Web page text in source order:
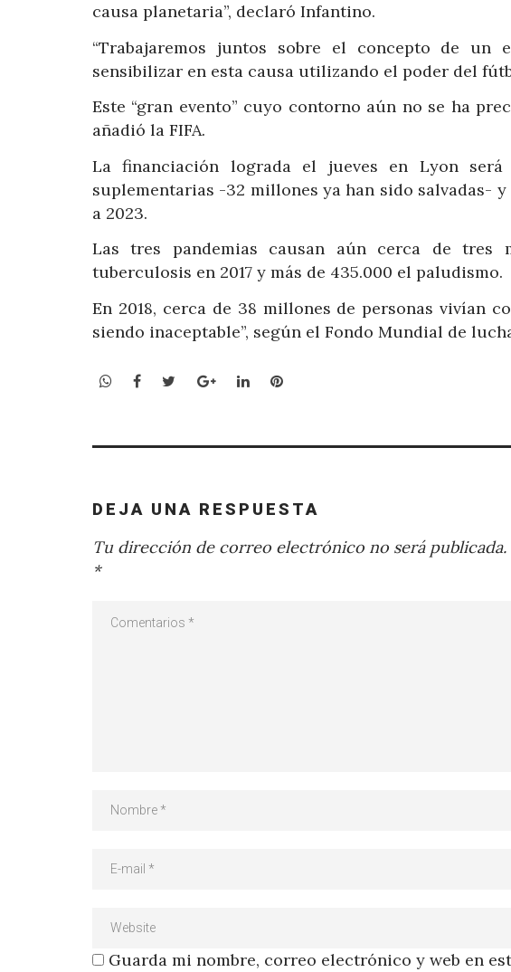
causa planetaria”, declaró Infantino.
“Trabajaremos juntos sobre el concepto de
sensibilizar en esta causa utilizando el poder del
Este “gran evento” cuyo contorno aún no se ha
añadió la FIFA.
La financiación lograda el jueves en Lyon
suplementarias -32 millones ya han sido salvadas-
a 2023.
Las tres pandemias causan aún cerca de tres
tuberculosis en 2017 y más de 435.000 el paludismo.
En 2018, cerca de 38 millones de personas vivían
siendo inaceptable”, según el Fondo Mundial de
WhatsApp
Facebook
TwitterGoogle+LinkedInPinterest
DEJA UNA RESPUESTA
Tu dirección de correo electrónico no será publicada.
*
Guarda mi nombre, correo electrónico y web en